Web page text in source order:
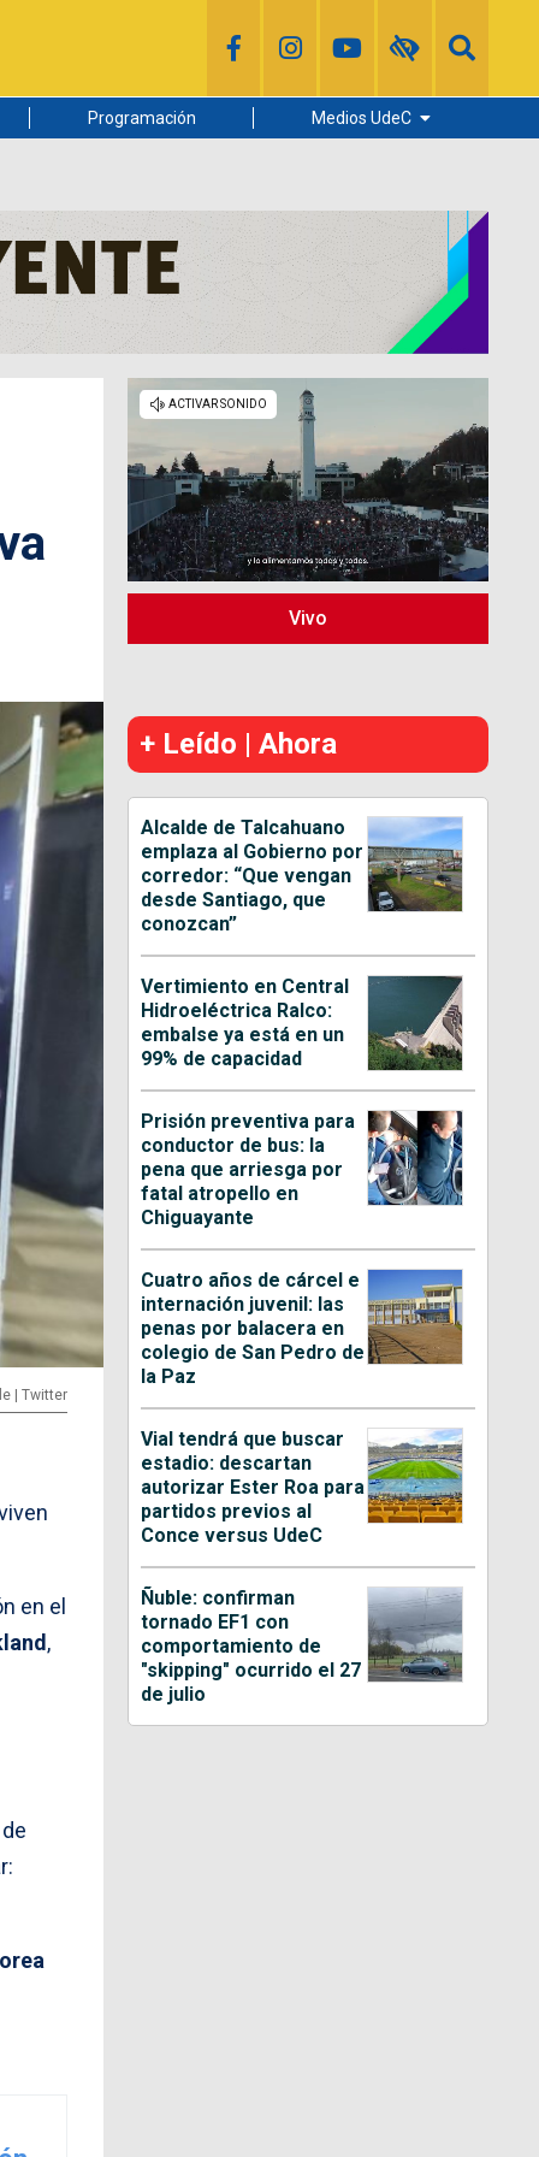
Programación Medios UdeC
Radio UdeC
Noticias UdeC
La Discusión
| Twitter
en el
,
Vivo
+ Leído | Ahora
Alcalde de Talcahuano
emplaza al Gobierno por
corredor: “Que vengan
desde Santiago, que
conozcan”
Vertimiento en Central
Hidroeléctrica Ralco:
embalse ya está en un
99% de capacidad
Prisión preventiva para
conductor de bus: la
pena que arriesga por
fatal atropello en
Chiguayante
Cuatro años de cárcel e
internación juvenil: las
penas por balacera en
colegio de San Pedro de
la Paz
Vial tendrá que buscar
estadio: descartan
autorizar Ester Roa para
partidos previos al
Conce versus UdeC
Ñuble: confirman
tornado EF1 con
comportamiento de
"skipping" ocurrido el 27
de julio